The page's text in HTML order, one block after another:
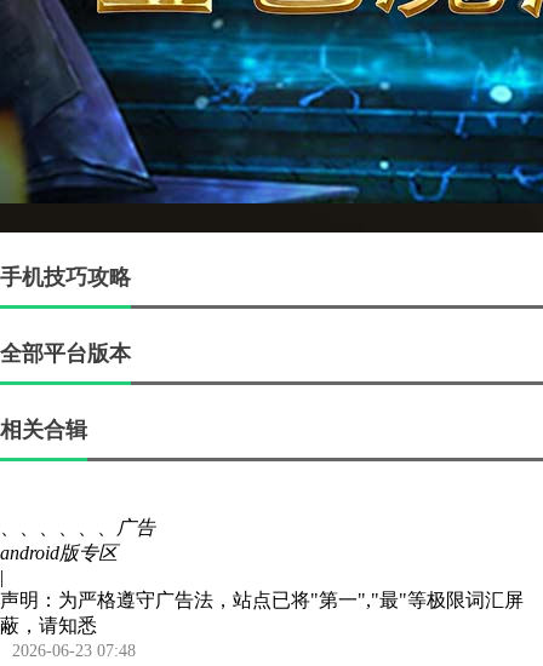
手机技巧攻略
全部平台版本
相关合辑
广告
android版专区
|
声明：为严格遵守广告法，站点已将"第一","最"等极限词汇屏
蔽，请知悉
2026-06-23 07:48